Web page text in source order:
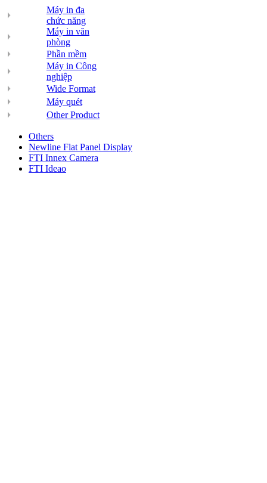
Máy in đa
chức năng
Máy in văn
phòng
Phần mềm
Máy in Công
nghiệp
Wide Format
Máy quét
Other Product
Others
Newline Flat Panel Display
FTI Innex Camera
FTI Ideao